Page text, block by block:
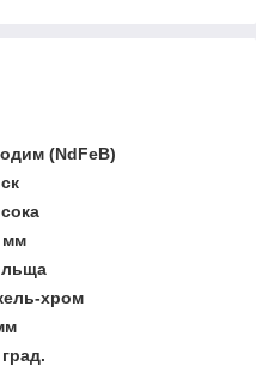
(NdFeB)
мм
хром